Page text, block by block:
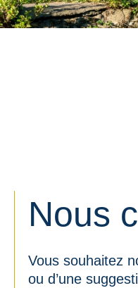
Nous
Vous souhaitez
ou d’une